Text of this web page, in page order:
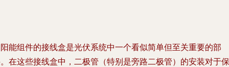
能组件的接线盒是光伏系统中一个看似简单但至关重要的部
在这些接线盒中，二极管（特别是旁路二极管）的安装对于保